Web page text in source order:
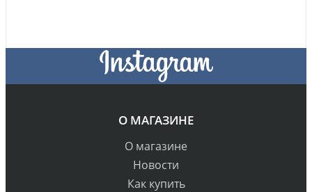
О МАГАЗИНЕ
О магазине
Новости
Как купить